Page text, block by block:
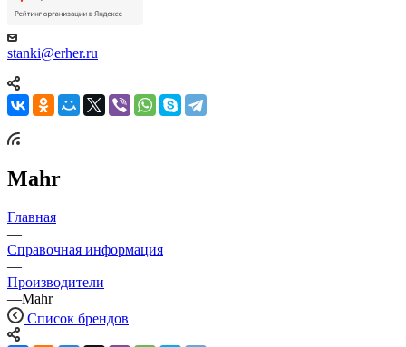
stanki@erher.ru
Mahr
Главная
—
Справочная информация
—
Производители
—Mahr
Список брендов